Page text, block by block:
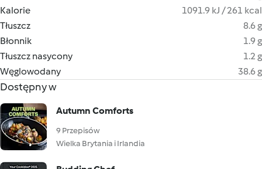
Kalorie
1091.9 kJ / 261 kcal
Tłuszcz
8.6 g
Błonnik
1.9 g
Tłuszcz nasycony
1.2 g
Węglowodany
38.6 g
Dostępny w
Autumn Comforts
9 Przepisów
Wielka Brytania i Irlandia